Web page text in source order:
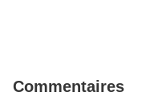
Commentaires